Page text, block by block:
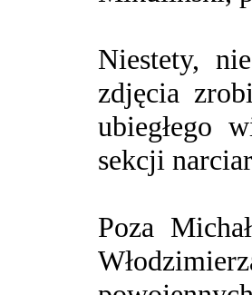
Niestety,
zdjęcia
ubiegłego
sekcji
Poza